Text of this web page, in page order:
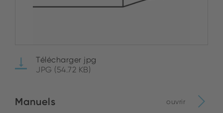
Télécharger jpg
JPG (54.72 KB)
Manuels ouvrir